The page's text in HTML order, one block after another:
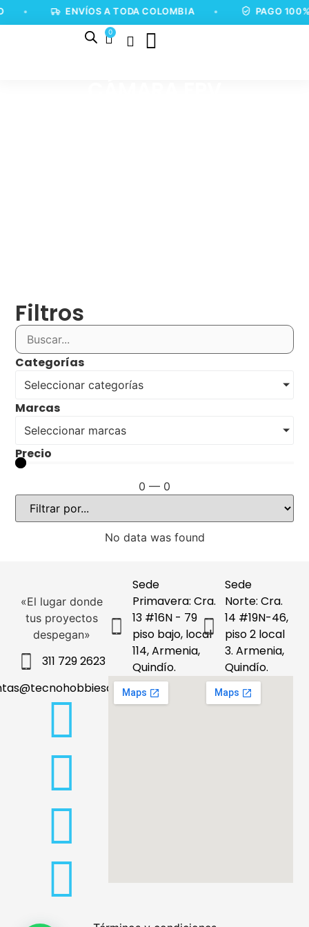
ENVÍOS A TODA COLOMBIA PAGO 100%
0
Filtros
Categorías
Seleccionar categorías
Marcas
Seleccionar marcas
Precio
0 — 0
No data was found
«El lugar donde
tus proyectos
despegan»
311 729 2623
Sede
Primavera: Cra.
13 #16N - 79
piso bajo, local
114, Armenia,
Quindío.
Sede
Norte: Cra.
14 #19N-46,
piso 2 local
3. Armenia,
Quindío.